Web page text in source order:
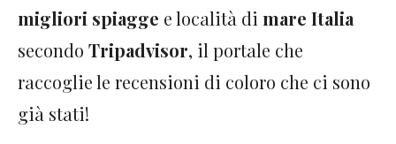
migliori spiagge e località di mare Italia
secondo Tripadvisor, il portale che
raccoglie le recensioni di coloro che ci sono
già stati!